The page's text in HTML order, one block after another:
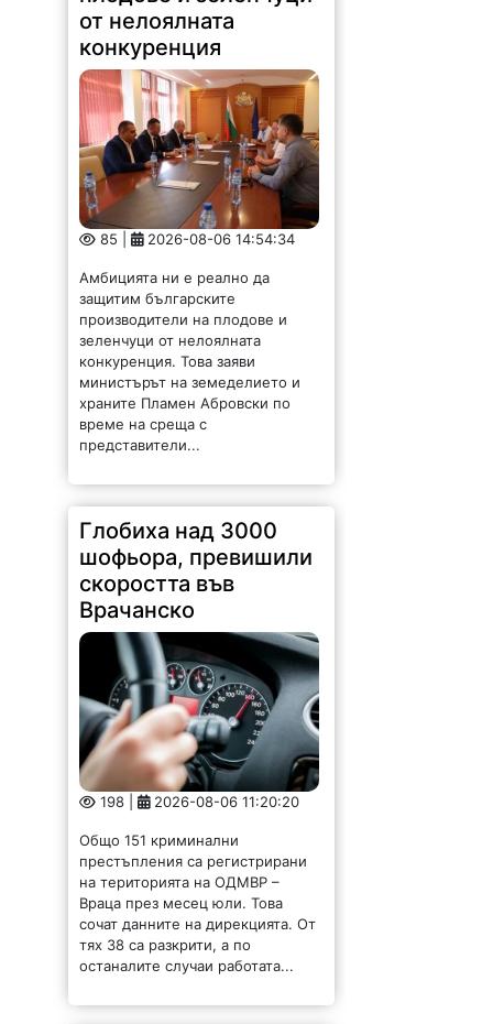
85 | 2026-08-06 14:54:34
Амбицията ни е реално да
защитим българските
производители на плодове и
зеленчуци от нелоялната
конкуренция. Това заяви
министърът на земеделието и
храните Пламен Абровски по
време на среща с
представители...
Глобиха над 3000
шофьора, превишили
скоростта във
198 | 2026-08-06 11:20:20
Общо 151 криминални
престъпления са регистрирани
на територията на ОДМВР –
Враца през месец юли. Това
сочат данните на дирекцията. От
тях 38 са разкрити, а по
останалите случаи работата...
Вълнуваща среща с
фондация "Раздумка
на седянка" в
Чупрене /СНИМКИ/